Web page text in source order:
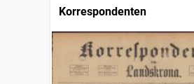
Korrespondenten